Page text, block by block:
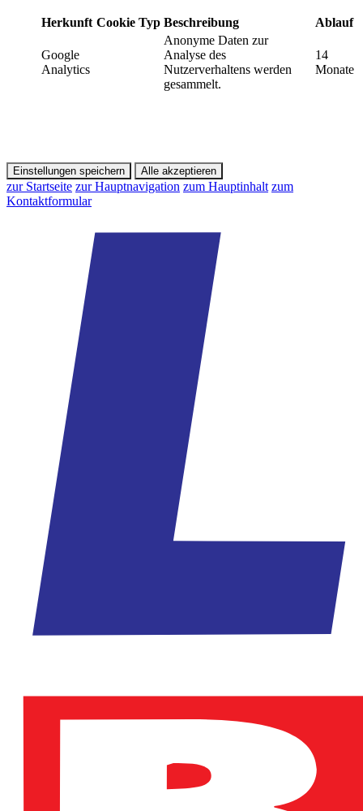
Herkunft Cookie Typ Beschreibung Ablauf
Google
Analytics
Anonyme Daten zur
Analyse des
Nutzerverhaltens werden
gesammelt.
14
Monate
Einstellungen speichern Alle akzeptieren
zur Startseite zur Hauptnavigation zum Hauptinhalt zum
Kontaktformular